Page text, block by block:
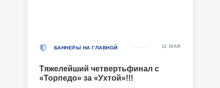
БАННЕРЫ НА ГЛАВНОЙ
Тяжелейший четвертьфинал с
«Торпедо» за «Ухтой»!!!
11 МАЯ